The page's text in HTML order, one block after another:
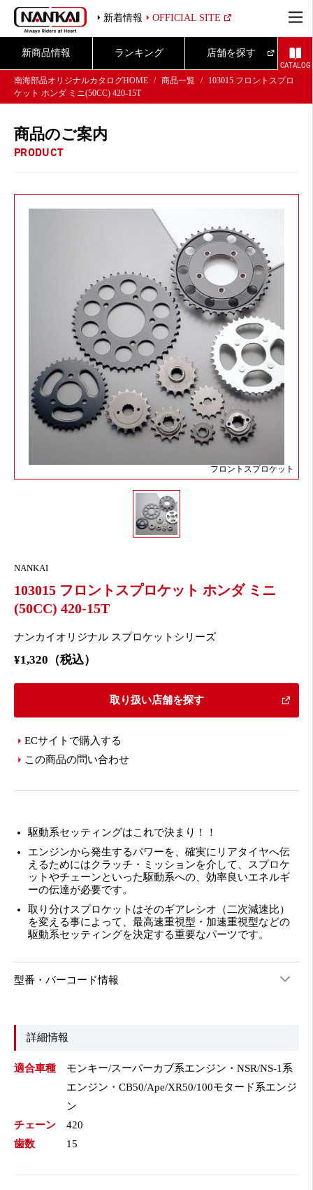
新着情報 OFFICIAL SITE
新商品情報 ランキング 店舗を探す
CATALOG
南海部品オリジナルカタログHOME
商品一覧
103015 フロントスプロ
ケット ホンダ ミニ(50CC) 420-15T
商品のご案内
PRODUCT
フロントスプロケット
NANKAI
103015 フロントスプロケット ホンダ ミニ
(50CC) 420-15T
ナンカイオリジナル スプロケットシリーズ
¥1,320（税込）
取り扱い店舗を探す
ECサイトで購入する
この商品の問い合わせ
駆動系セッティングはこれで決まり！！
エンジンから発生するパワーを、確実にリアタイヤへ伝
えるためにはクラッチ・ミッションを介して、スプロケ
ットやチェーンといった駆動系への、効率良いエネルギ
ーの伝達が必要です。
取り分けスプロケットはそのギアレシオ（二次減速比）
を変える事によって、最高速重視型・加速重視型などの
駆動系セッティングを決定する重要なパーツです。
型番・バーコード情報
詳細情報
適合車種
モンキー/スーパーカブ系エンジン・NSR/NS-1系
エンジン・CB50/Ape/XR50/100モタード系エンジ
ン
チェーン
420
歯数
15